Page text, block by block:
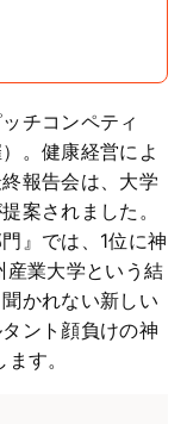
チコンペティ
。健康経営によ
報告会は、大学
案されました。
』では、1位に神
業大学という結
かれない新しい
ント顔負けの神
す。